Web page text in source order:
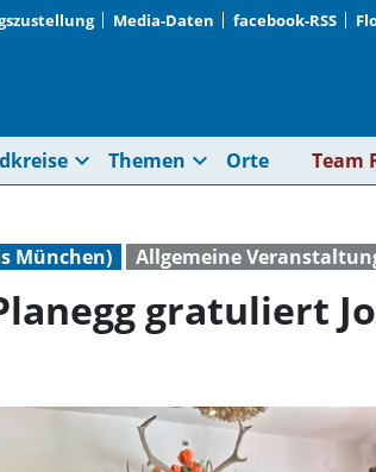
Media-Daten facebook-RSS
expand_more Themen expand_more Orte Team
München) Allgemeine
gratuliert